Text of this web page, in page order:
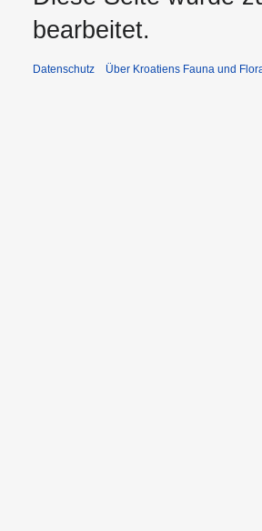
bearbeitet.
Datenschutz Über Kroatiens Fauna und